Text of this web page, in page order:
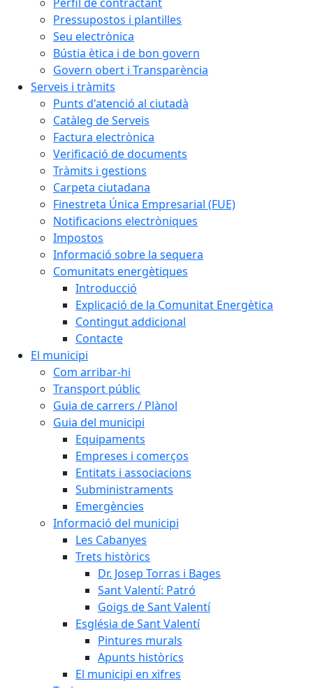
Pressupostos i plantilles
Seu electrònica
Bústia ètica i de bon govern
Govern obert i Transparència
Serveis i tràmits
Punts d'atenció al ciutadà
Catàleg de Serveis
Factura electrònica
Verificació de documents
Tràmits i gestions
Carpeta ciutadana
Finestreta Única Empresarial (FUE)
Notificacions electròniques
Impostos
Informació sobre la sequera
Comunitats energètiques
Introducció
Explicació de la Comunitat Energètica
Contingut addicional
Contacte
El municipi
Com arribar-hi
Transport públic
Guia de carrers / Plànol
Guia del municipi
Equipaments
Empreses i comerços
Entitats i associacions
Subministraments
Emergències
Informació del municipi
Les Cabanyes
Trets històrics
Dr. Josep Torras i Bages
Sant Valentí: Patró
Goigs de Sant Valentí
Església de Sant Valentí
Pintures murals
Apunts històrics
El municipi en xifres